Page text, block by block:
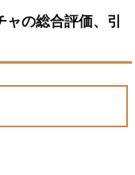
の総合評価、引